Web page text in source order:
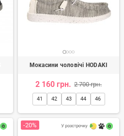
Мокасини чоловічі HODAKI
2 160 грн. 2 700 грн.
41 42 43 44 46
-20%